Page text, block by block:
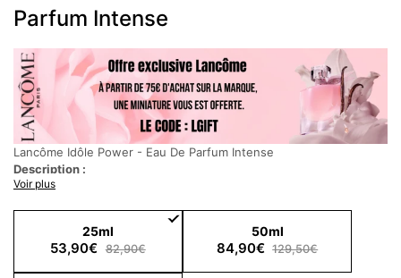
Parfum Intense
Lancôme Idôle Power - Eau De Parfum Intense
Description :
Lancôme Idôle Power Eau de Parfum Intense
Idôle Power, l'eau de parfum intense, le premier parfum floral
boisé d'Idôle, incarné par Olivia Rodrigo.
Une nouvelle addiction, où un bois de santal crémeux et vibrant
rencontre une rose augmentée. Un alliage d'ingrédients raffinés,
Voir plus
25ml
53,90€ 82,90€
50ml
84,90€ 129,50€